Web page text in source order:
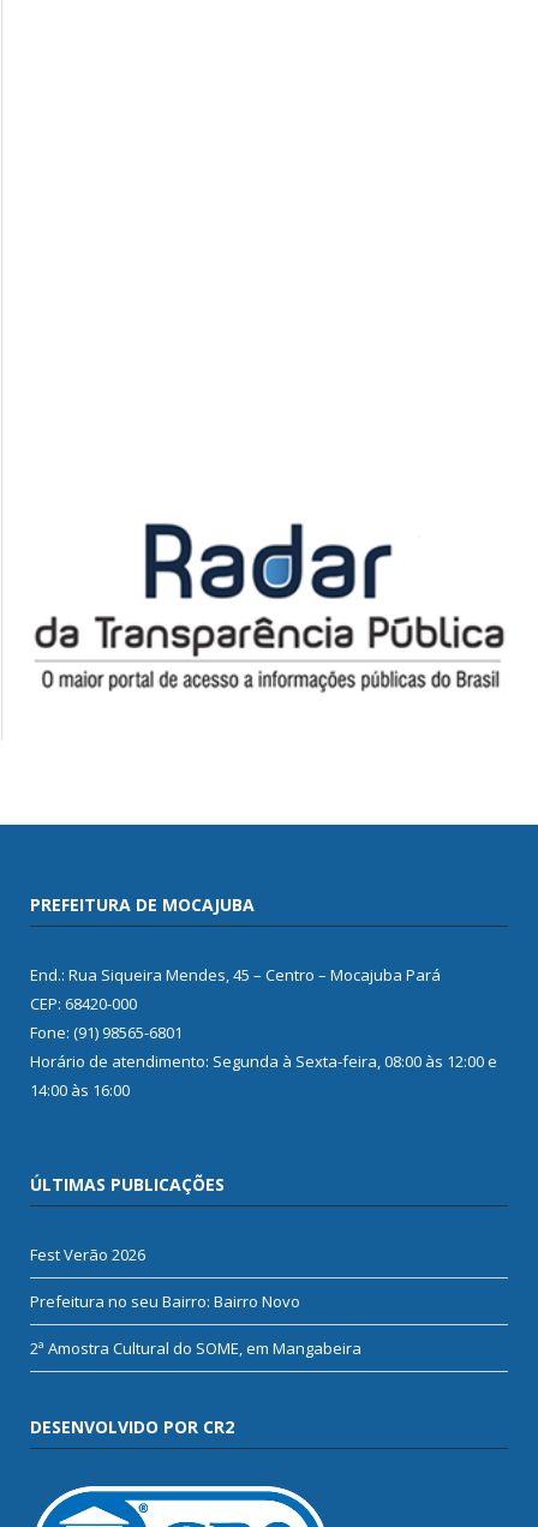
PREFEITURA DE MOCAJUBA
End.: Rua Siqueira Mendes, 45 – Centro – Mocajuba Pará
CEP: 68420-000
Fone: (91) 98565-6801
Horário de atendimento: Segunda à Sexta-feira, 08:00 às 12:00 e
14:00 às 16:00
ÚLTIMAS PUBLICAÇÕES
Fest Verão 2026
Prefeitura no seu Bairro: Bairro Novo
2ª Amostra Cultural do SOME, em Mangabeira
DESENVOLVIDO POR CR2